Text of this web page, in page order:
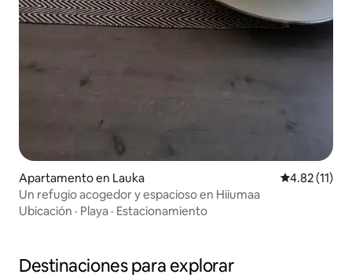
Apartamento en Lauka Calificación
4.82 (11)
Un refugio acogedor y espacioso en Hiiumaa
Ubicación · Playa · Estacionamiento
Destinaciones para explorar